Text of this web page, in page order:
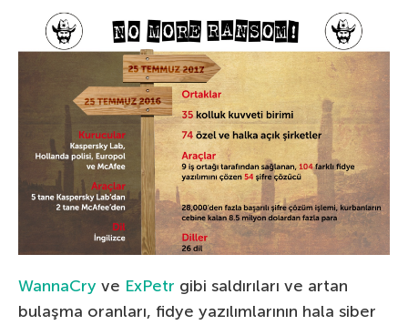
WannaCry ve ExPetr gibi saldırıları ve artan
bulaşma oranları, fidye yazılımlarının hala siber